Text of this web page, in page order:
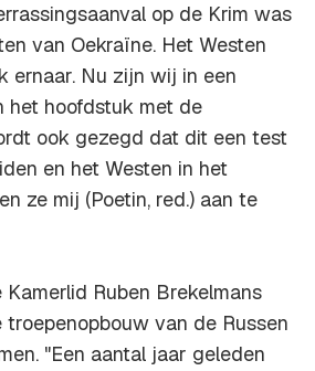
op de Krim was
van Oekraïne. Het Westen
ernaar. Nu zijn wij in een
het hoofdstuk met de
ook gezegd dat dit een test
en het Westen in het
ze mij (Poetin, red.) aan te
Ruben Brekelmans
van de Russen
"Een aantal jaar geleden